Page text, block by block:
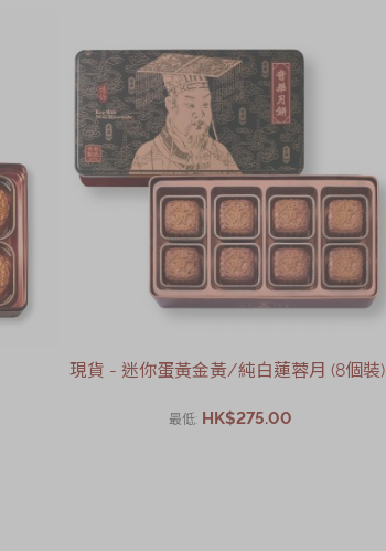
現貨 - 迷你蛋黃金黃/純白蓮蓉月 (8個裝)
最低 HK$275.00